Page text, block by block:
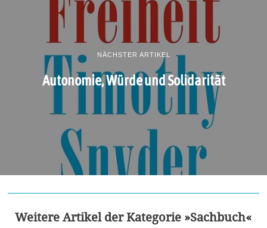
NÄCHSTER ARTIKEL
Autonomie, Würde und Solidarität
Weitere Artikel der Kategorie »Sachbuch«